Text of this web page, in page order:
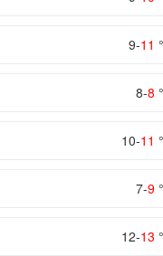
9-11
8-8
10-11
7-9
12-13